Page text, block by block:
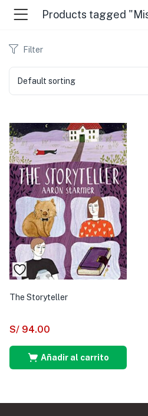
Filter
Default sorting
The Storyteller
S/ 94.00
Añadir al carrito